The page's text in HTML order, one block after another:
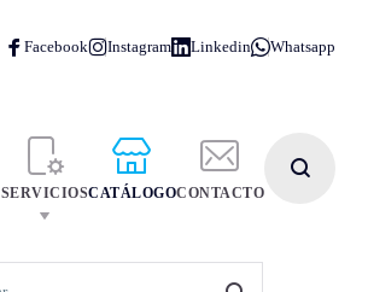
SERVICIOSCATÁLOGOCONTACTO